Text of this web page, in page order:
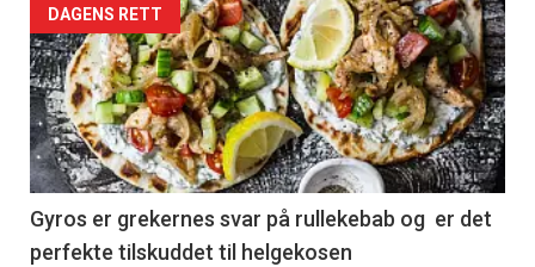
Forsiden
akkurat
nå
-
2
DAGENS RETT
Gyros er grekernes svar på rullekebab og er det
perfekte tilskuddet til helgekosen